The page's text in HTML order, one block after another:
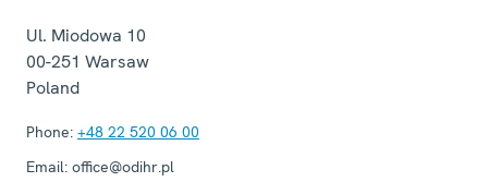
Ul. Miodowa 10
00-251 Warsaw
Poland
Phone: +48 22 520 06 00
Email: office@odihr.pl